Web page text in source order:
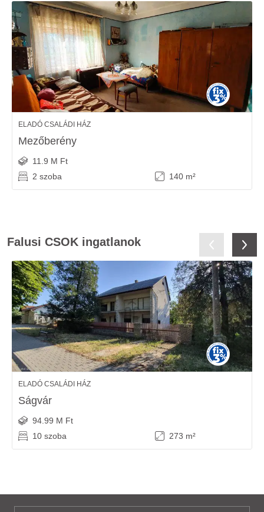
ELADÓ CSALÁDI HÁZ
Mezőberény
11.9 M Ft
2 szoba
140 m²
Falusi CSOK ingatlanok
ELADÓ CSALÁDI HÁZ
Ságvár
94.99 M Ft
10 szoba
273 m²